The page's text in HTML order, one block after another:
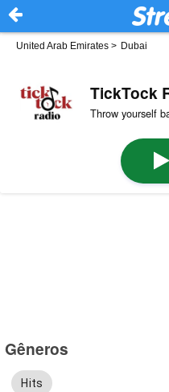
United Arab Emirates > Dubai
TickTock
Throw yourself
Gêneros
Hits